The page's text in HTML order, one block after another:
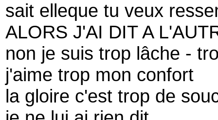
sait elleque tu veux
ALORS J'AI DIT A
non je suis trop lâche -
j'aime trop mon confort
la gloire c'est trop de